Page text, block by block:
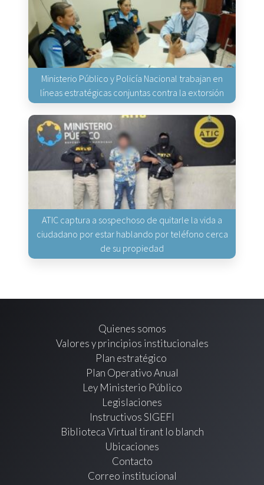
Ministerio Público y Policía Nacional trabajan en
líneas estratégicas conjuntas contra la extorsión
ATIC captura a sospechoso de quitarle la vida a
ciudadano por estar hablando por teléfono cerca
de su propiedad
Quienes somos
Valores y principios institucionales
Plan estratégico
Plan Operativo Anual
Ley Ministerio Público
Legislaciones
Instructivos SIGEFI
Biblioteca Virtual tirant lo blanch
Ubicaciones
Contacto
Correo institucional